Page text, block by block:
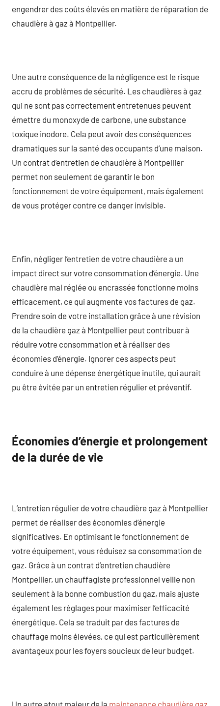
engendrer des coûts élevés en matière de réparation de
chaudière à gaz à Montpellier.
Une autre conséquence de la négligence est le risque
accru de problèmes de sécurité. Les chaudières à gaz
qui ne sont pas correctement entretenues peuvent
émettre du monoxyde de carbone, une substance
toxique inodore. Cela peut avoir des conséquences
dramatiques sur la santé des occupants d’une maison.
Un contrat d’entretien de chaudière à Montpellier
permet non seulement de garantir le bon
fonctionnement de votre équipement, mais également
de vous protéger contre ce danger invisible.
Enfin, négliger l’entretien de votre chaudière a un
impact direct sur votre consommation d’énergie. Une
chaudière mal réglée ou encrassée fonctionne moins
efficacement, ce qui augmente vos factures de gaz.
Prendre soin de votre installation grâce à une révision
de la chaudière gaz à Montpellier peut contribuer à
réduire votre consommation et à réaliser des
économies d’énergie. Ignorer ces aspects peut
conduire à une dépense énergétique inutile, qui aurait
pu être évitée par un entretien régulier et préventif.
Économies d’énergie et prolongement
de la durée de vie
L’entretien régulier de votre chaudière gaz à Montpellier
permet de réaliser des économies d’énergie
significatives. En optimisant le fonctionnement de
votre équipement, vous réduisez sa consommation de
gaz. Grâce à un contrat d’entretien chaudière
Montpellier, un chauffagiste professionnel veille non
seulement à la bonne combustion du gaz, mais ajuste
également les réglages pour maximiser l’efficacité
énergétique. Cela se traduit par des factures de
chauffage moins élevées, ce qui est particulièrement
avantageux pour les foyers soucieux de leur budget.
Un autre atout majeur de la maintenance chaudière gaz